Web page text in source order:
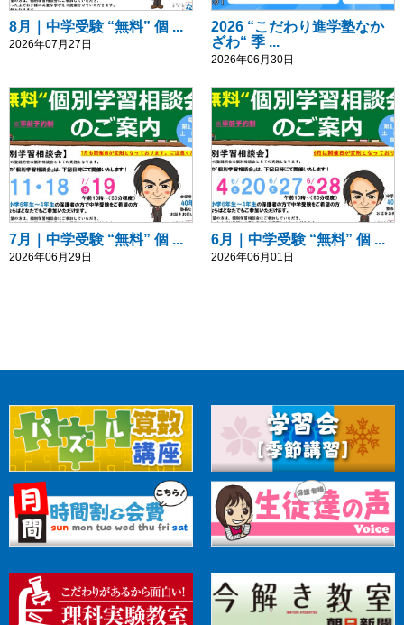
8月｜中学受験 “無料” 個 ...
2026年07月27日
2026 “こだわり進学塾なか
ざわ“ 季 ...
2026年06月30日
7月｜中学受験 “無料” 個 ...
2026年06月29日
6月｜中学受験 “無料” 個 ...
2026年06月01日